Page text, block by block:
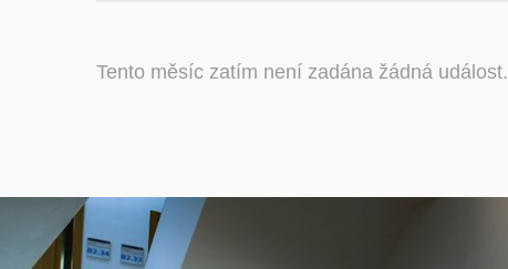
Tento měsíc zatím není zadána žádná událost.